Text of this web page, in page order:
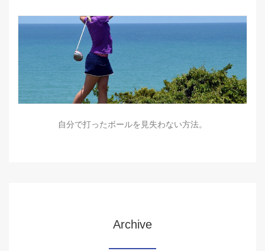
自分で打ったボールを見失わない方法。
Archive